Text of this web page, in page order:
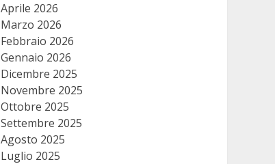
Aprile 2026
Marzo 2026
Febbraio 2026
Gennaio 2026
Dicembre 2025
Novembre 2025
Ottobre 2025
Settembre 2025
Agosto 2025
Luglio 2025